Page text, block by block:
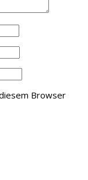
Browser